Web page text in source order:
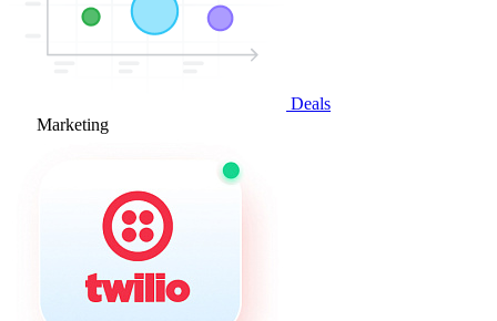
Deals
Marketing